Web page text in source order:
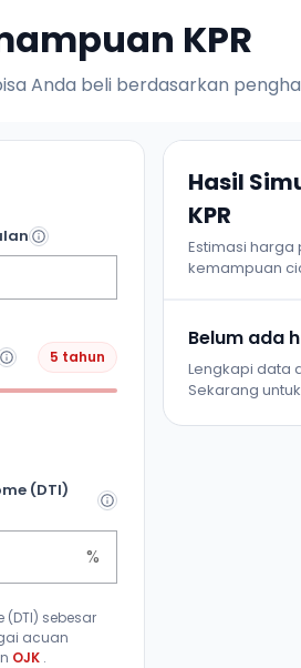
KPR
Anda beli berdasarkan
5 tahun
(DTI)
%
sebesar
acuan
OJK .
Hasil
KPR
Estimasi
kemampuan
Belum ada
Lengkapi data
Sekarang